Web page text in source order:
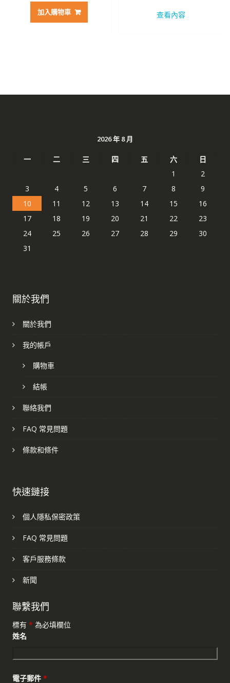
價
格：
加入購物車
格：
查看內容
2026 年 8 月
一 二 三 四 五 六
日
1
2
3
4 5 6 7 8
9
10
11 12 13 14 15
16
17
18 19 20 21 22
23
24
25 26 27 28 29
30
31
關於我們
關於我們
我的帳戶
購物車
結帳
聯絡我們
FAQ 常見問題
條款和條件
快速鏈接
個人隱私保密政策
FAQ 常見問題
客戶服務條款
新聞
聯繫我們
標有 * 為必填欄位
姓名
電子郵件 *